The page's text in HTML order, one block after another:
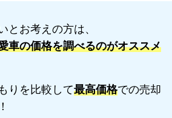
とお考えの方は、
車の価格を調べるのがオススメ
りを比較して最高価格での売却